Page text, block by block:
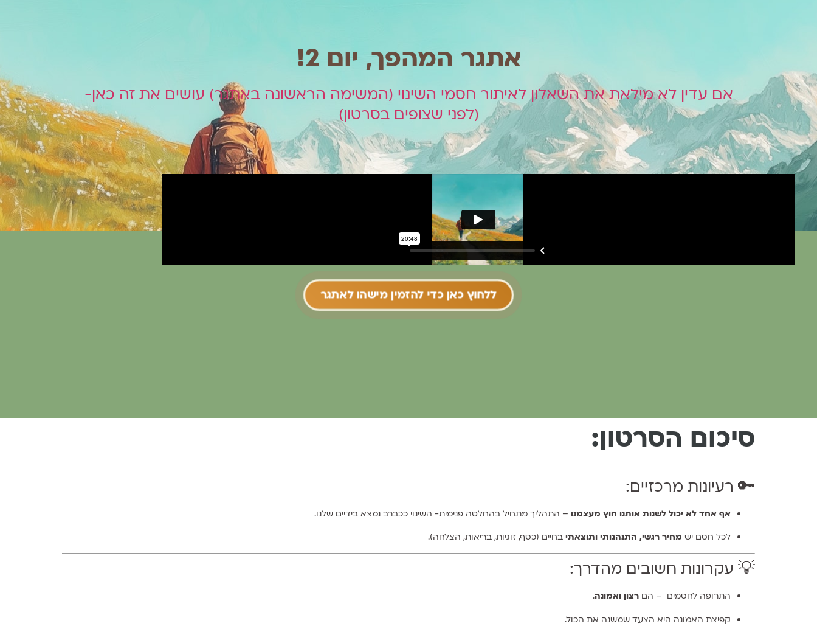
אתגר המהפך, יום 2!
אם עדין לא מילאת את השאלון לאיתור חסמי השינוי (המשימה הראשונה באתגר) עושים את זה כאן-
(לפני שצופים בסרטון)
ללחוץ כאן כדי להזמין מישהו לאתגר
סיכום הסרטון:
🔑 רעיונות מרכזיים:
אף אחד לא יכול לשנות אותנו חוץ מעצמנו – התהליך מתחיל בהחלטה פנימית- השינוי ככברב נמצא בידיים שלנו.
לכל חסם יש מחיר רגשי, התנהגותי ותוצאתי בחיים (כסף, זוגיות, בריאות, הצלחה).
💡 עקרונות חשובים מהדרך:
התרופה לחסמים – הם רצון ואמונה.
קפיצת האמונה היא הצעד שמשנה את הכול.